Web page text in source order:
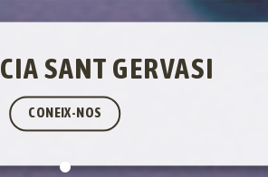
SANT GERVASI
CONEIX-NOS